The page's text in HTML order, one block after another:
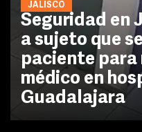
JALISCO
Seguridad en
a sujeto que
paciente para
médico en
Guadalajara